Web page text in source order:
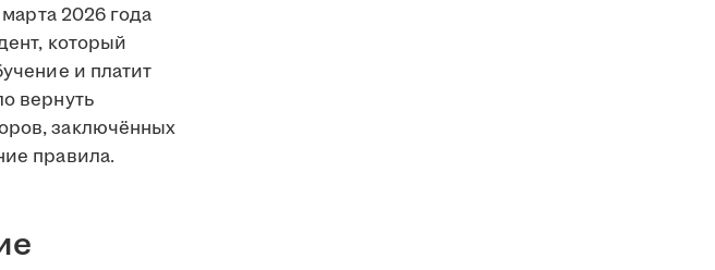
2026 года
который
и платит
вернуть
заключённых
правила.